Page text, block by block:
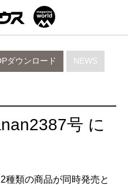
NEWS
ダウンロード
号 に
種類の商品が同時発売と